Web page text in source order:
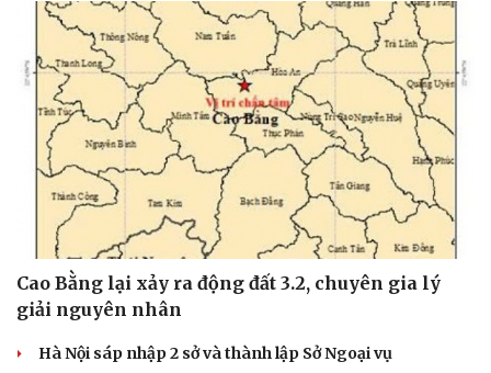
Cao Bằng lại xảy ra động đất 3.2, chuyên gia lý
giải nguyên nhân
Hà Nội sáp nhập 2 sở và thành lập Sở Ngoại vụ